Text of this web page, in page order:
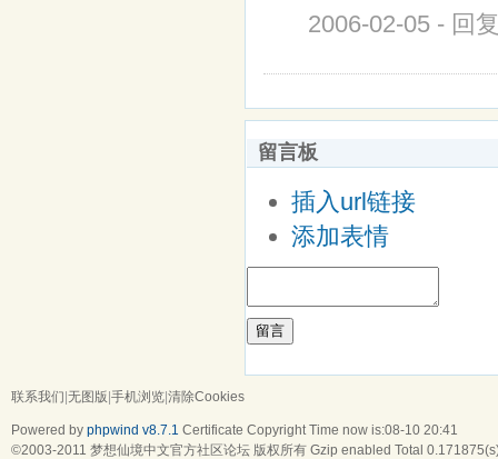
2006-02-05 - 回
留言板
插入url链接
添加表情
留言
联系我们|无图版|手机浏览|清除Cookies
Powered by phpwind v8.7.1 Certificate Copyright Time now is:08-10 20:41
©2003-2011 梦想仙境中文官方社区论坛 版权所有 Gzip enabled Total